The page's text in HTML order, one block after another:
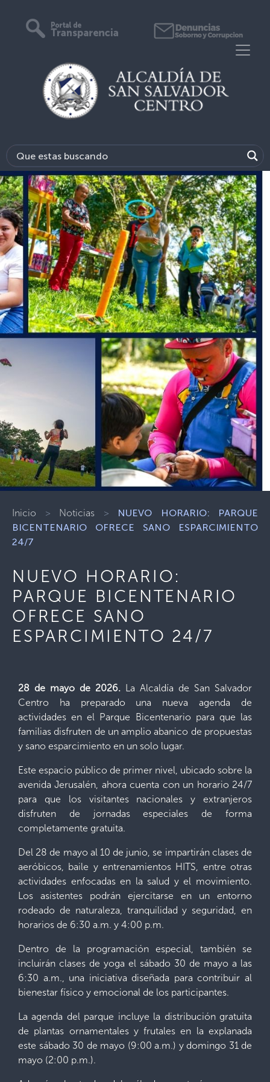
Inicio > Noticias >
NUEVO HORARIO: PARQUE
BICENTENARIO OFRECE SANO ESPARCIMIENTO
24/7
NUEVO HORARIO:
PARQUE BICENTENARIO
OFRECE SANO
ESPARCIMIENTO 24/7
28 de mayo de 2026. La Alcaldía de San Salvador
Centro ha preparado una nueva agenda de
actividades en el Parque Bicentenario para que las
familias disfruten de un amplio abanico de propuestas
y sano esparcimiento en un solo lugar.
Este espacio público de primer nivel, ubicado sobre la
avenida Jerusalén, ahora cuenta con un horario 24/7
para que los visitantes nacionales y extranjeros
disfruten de jornadas especiales de forma
completamente gratuita.
Del 28 de mayo al 10 de junio, se impartirán clases de
aeróbicos, baile y entrenamientos HITS, entre otras
actividades enfocadas en la salud y el movimiento.
Los asistentes podrán ejercitarse en un entorno
rodeado de naturaleza, tranquilidad y seguridad, en
horarios de 6:30 a.m. y 4:00 p.m.
Dentro de la programación especial, también se
incluirán clases de yoga el sábado 30 de mayo a las
6:30 a.m., una iniciativa diseñada para contribuir al
bienestar físico y emocional de los participantes.
La agenda del parque incluye la distribución gratuita
de plantas ornamentales y frutales en la explanada
este sábado 30 de mayo (9:00 a.m.) y domingo 31 de
mayo (2:00 p.m.).